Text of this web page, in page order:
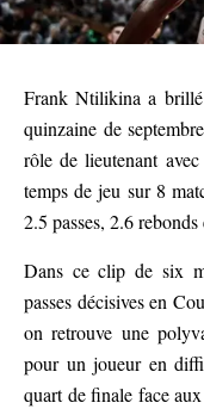
Frank Ntilikina a
quinzaine de
rôle de lieutenant
temps de jeu sur 8
2.5 passes, 2.6
Dans ce clip de six
passes décisives en
on retrouve une
pour un joueur en
quart de finale face